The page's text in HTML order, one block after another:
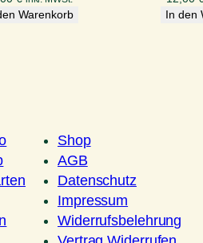
Warenkorb In den
Shop
AGB
Datenschutz
Impressum
Widerrufsbelehrung